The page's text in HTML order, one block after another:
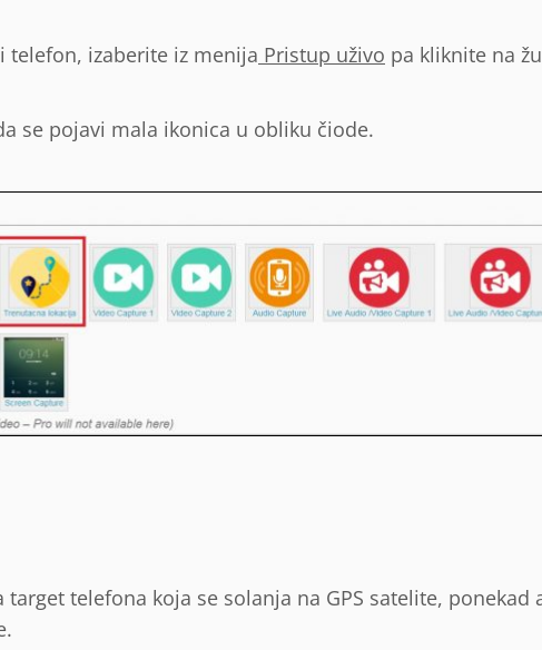
telefon, izaberite iz menija Pristup uživo pa kliknite na
se pojavi mala ikonica u obliku čiode.
telefona koja se solanja na GPS satelite,